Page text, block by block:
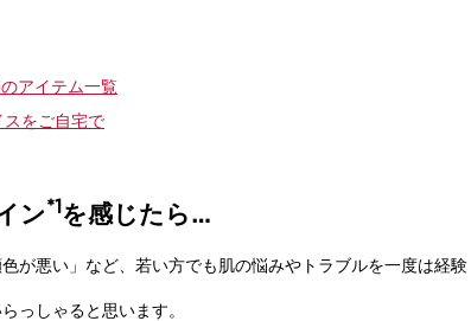
アイテム一覧
をご自宅で
ン*1を感じたら…
が悪い」など、若い方でも肌の悩みやトラブルを一度は経験
っしゃると思います。